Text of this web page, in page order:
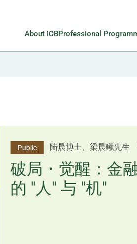
About ICBProfessional
Public 杨文斌先生、邱良弼先生
逻辑×算法：重塑
置内核
Public 陆晨博士、梁晨曦先生
破局・觉醒：金
的 "人" 与 "机"